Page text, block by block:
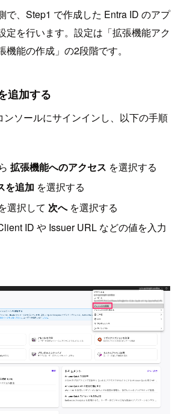
で、Step1 で作成した Entra ID のアプ
定を行います。設定は「拡張機能アク
能の作成」の2段階です。
追加する
ソールにサインインし、以下の手順
拡張機能へのアクセス を選択する
を追加 を選択する
選択して 次へを選択する
ID や Issuer URL などの値を入力